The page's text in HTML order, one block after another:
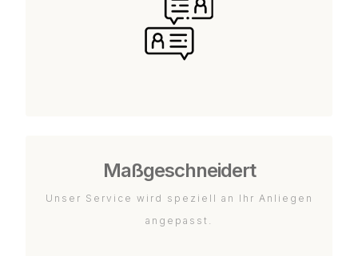
Maßgeschneidert
Unser Service wird speziell an Ihr Anliegen
angepasst.